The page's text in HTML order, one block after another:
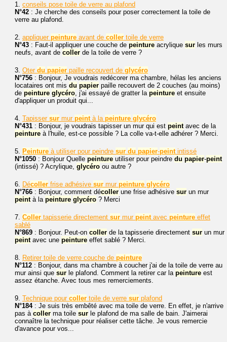
1. conseils pose toile de verre au plafond
N°42 : Je cherche des conseils pour poser correctement la toile de
verre au plafond.
2. appliquer peinture avant de coller toile de verre
N°43 : Faut-il appliquer une couche de peinture acrylique sur les murs
neufs, avant de coller de la toile de verre ?
3. Oter du papier paille recouvert de glycéro
N°756 : Bonjour, Je voudrais redécorer ma chambre, hélas les anciens
locataires ont mis du papier paille recouvert de 2 couches (au moins)
de peinture glycéro, j'ai essayé de gratter la peinture et ensuite
d'appliquer un produit qui...
4. Tapisser sur mur peintà la peinture glycéro
N°431 : Bonjour, je voudrais tapisser un mur qui est peintavec de la
peinture à l'huile, est-ce possible ? La colle va-t-elle adhérer ? Merci.
5. Peinture à utiliser pour peindre sur du papier-peintintissé
N°1050 : Bonjour Quelle peinture utiliser pour peindre du papier-peint
(intissé) ? Acrylique, glycéro ou autre ?
6. Décoller frise adhésive sur mur peinture glycéro
N°766 : Bonjour, comment décoller une frise adhésive sur un mur
peintà la peinture glycéro ? Merci
7. Coller tapisserie directement sur mur peintavec peinture effet
sablé
N°869 : Bonjour. Peut-on coller de la tapisserie directement sur un mur
peintavec une peinture effet sablé ? Merci.
8. Retirer toile de verre couche de peinture
N°112 : Bonjour, dans ma chambre à coucher j'ai de la toile de verre au
mur ainsi que sur le plafond. Comment la retirer car la peinture est
assez étanche. Avec tous mes remerciements.
9. Technique pour coller toile de verre sur plafond
N°184: Je suis très embêté avec ma toile de verre. En effet, je n'arrive
pas à coller ma toile sur le plafond de ma salle de bain. J'aimerai
connaître la technique pour réaliser cette tâche. Je vous remercie
d'avance pour vos...